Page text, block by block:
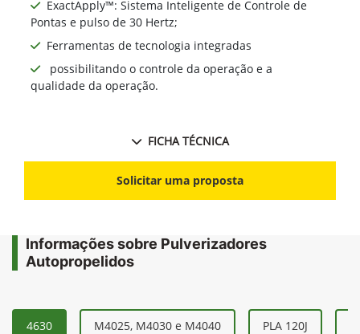
ExactApply™: Sistema Inteligente de Controle de
Pontas e pulso de 30 Hertz;
Ferramentas de tecnologia integradas
possibilitando o controle da operação e a
qualidade da operação.
FICHA TÉCNICA
Solicitar uma proposta
Informações sobre Pulverizadores
Autopropelidos
4630 M4025, M4030 e M4040 PLA 120J